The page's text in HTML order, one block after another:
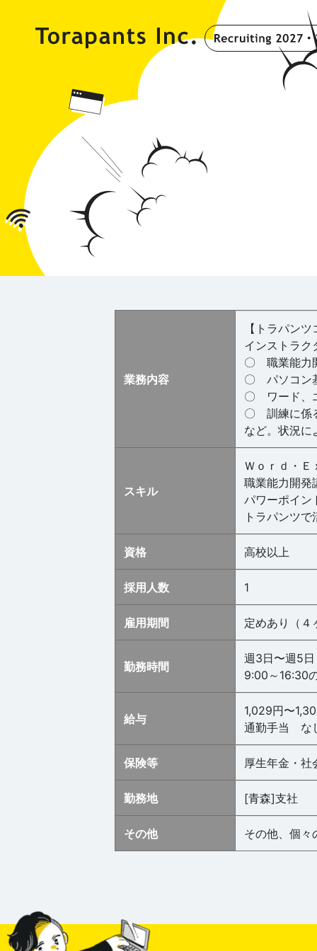
業務内容
【トラパン
インストラク
〇 職業能力
〇 パソコン
〇 ワード、
〇 訓練に係
など。状況に
スキル
Ｗｏｒｄ・Ｅ
職業能力開発
パワーポイ
トラパンツ
資格 高校以上
採用人数 1
雇用期間 定めあり（
勤務時間
週3日〜週5日
9:00～16:30
給与
1,029円〜
通勤手当 な
保険等 厚生年金・社
勤務地 [青森]支社
その他 その他、個々